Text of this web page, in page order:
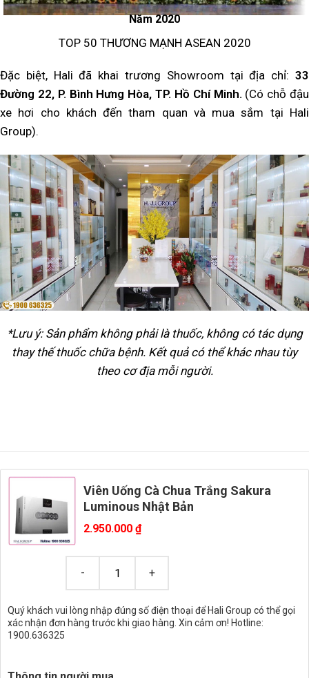
Năm 2020
TOP 50 THƯƠNG MẠNH ASEAN 2020
Đặc biệt, Hali đã khai trương Showroom tại địa chỉ: 33
Đường 22, P. Bình Hưng Hòa, TP. Hồ Chí Minh. (Có chỗ đậu
xe hơi cho khách đến tham quan và mua sắm tại Hali
Group).
*Lưu ý: Sản phẩm không phải là thuốc, không có tác dụng
thay thế thuốc chữa bệnh. Kết quả có thể khác nhau tùy
theo cơ địa mỗi người.
Viên Uống Cà Chua Trắng Sakura
Luminous Nhật Bản
2.950.000 ₫
Quý khách vui lòng nhập đúng số điện thoại để Hali Group có thể gọi
xác nhận đơn hàng trước khi giao hàng. Xin cảm ơn! Hotline:
1900.636325